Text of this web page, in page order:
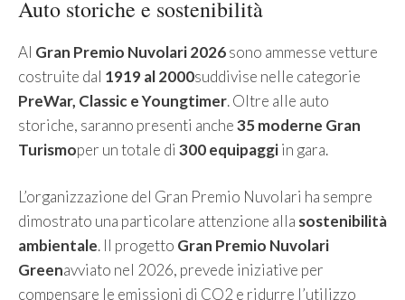
Auto storiche e sostenibilità
Al Gran Premio Nuvolari 2026sono ammesse vetture
costruite dal 1919 al 2000suddivise nelle categorie
PreWar, Classic e Youngtimer. Oltre alle auto
storiche, saranno presenti anche35 moderne Gran
Turismoper un totale di 300 equipaggiin gara.
L’organizzazione del Gran Premio Nuvolari ha sempre
dimostrato una particolare attenzione alla sostenibilità
ambientale. Il progetto Gran Premio Nuvolari
Greenavviato nel 2026, prevede iniziative per
compensare le emissioni di CO2 e ridurre l’utilizzo